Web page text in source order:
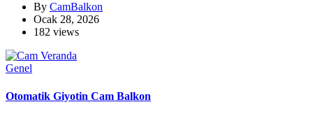
By CamBalkon
Ocak 28, 2026
182 views
Genel
Otomatik Giyotin Cam Balkon